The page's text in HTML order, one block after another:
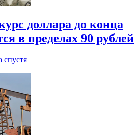
доллара до конца
в пределах 90 рублей
спустя